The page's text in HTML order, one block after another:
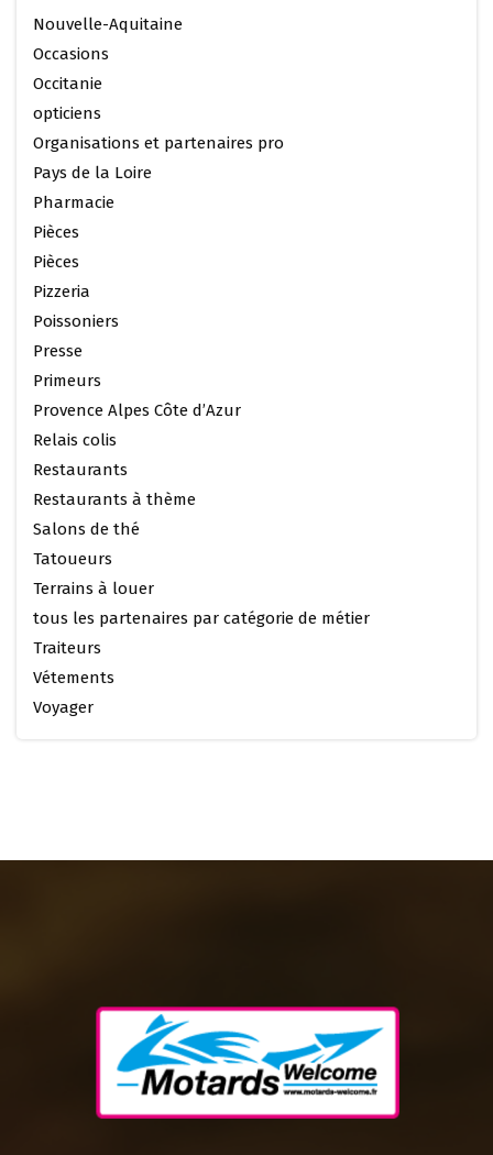
Nouvelle-Aquitaine
Occasions
Occitanie
opticiens
Organisations et partenaires pro
Pays de la Loire
Pharmacie
Pièces
Pièces
Pizzeria
Poissoniers
Presse
Primeurs
Provence Alpes Côte d’Azur
Relais colis
Restaurants
Restaurants à thème
Salons de thé
Tatoueurs
Terrains à louer
tous les partenaires par catégorie de métier
Traiteurs
Vétements
Voyager